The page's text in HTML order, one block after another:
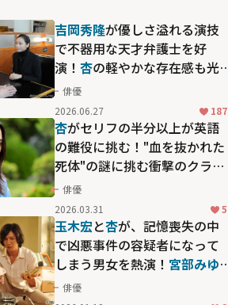
吉岡秀隆が優しさ溢れる演技
で不器用な天才弁護士を好
演！ 杏の軽やかな存在感も光
る「猫弁と透明人間」
俳優
2026.06.27
187
杏がセリフの半分以上が英語
の難役に挑む！"血を抜かれた
死体"の謎に挑む衝撃のクライ
ムサスペンス「連続ドラマ
Ｗ ＢＬＯＯＤ＆ＳＷＥＡ
Ｔ」
俳優
2026.03.31
5
玉木宏と杏が、記憶喪失の中
で凶悪事件の容疑者になって
しまう男女を熱演！ 宮部みゆ
き原作「レベル7」
俳優